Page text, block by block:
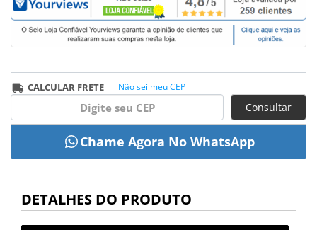
CALCULAR FRETE Não sei meu CEP
Consultar
DETALHES DO PRODUTO